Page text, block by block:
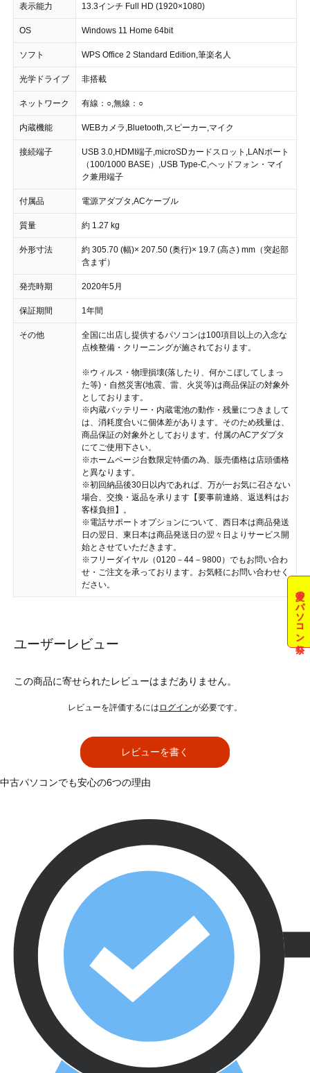
表示能力 13.3インチ Full HD (1920×1080)
OS Windows 11 Home 64bit
ソフト WPS Office 2 Standard Edition,筆楽名人
光学ドライブ 非搭載
ネットワーク 有線：○,無線：○
内蔵機能 WEBカメラ,Bluetooth,スピーカー,マイク
接続端子
USB 3.0,HDMI端子,microSDカードスロット,LANポート
（100/1000 BASE）,USB Type-C,ヘッドフォン・マイ
ク兼用端子
付属品 電源アダプタ,ACケーブル
質量 約 1.27 kg
外形寸法
約 305.70 (幅)× 207.50 (奥行)× 19.7 (高さ) mm（突起部
含まず）
発売時期 2020年5月
保証期間 1年間
その他
全国に出店し提供するパソコンは100項目以上の入念な
点検整備・クリーニングが施されております。
※ウィルス・物理損壊(落したり、何かこぼしてしまっ
た等)・自然災害(地震、雷、火災等)は商品保証の対象外
としております。
※内蔵バッテリー・内蔵電池の動作・残量につきまして
は、消耗度合いに個体差があります。そのため残量は、
商品保証の対象外としております。付属のACアダプタ
にてご使用下さい。
※ホームページ台数限定特価の為、販売価格は店頭価格
と異なります。
※初回納品後30日以内であれば、万が一お気に召さない
場合、交換・返品を承ります【要事前連絡、返送料はお
客様負担】。
※電話サポートオプションについて、西日本は商品発送
日の翌日、東日本は商品発送日の翌々日よりサービス開
始とさせていただきます。
※フリーダイヤル（0120－44－9800）でもお問い合わ
せ・ご注文を承っております。お気軽にお問い合わせく
ださい。
ユーザーレビュー
この商品に寄せられたレビューはまだありません。
レビューを評価するには ログインが必要です。
レビューを書く
夏のパソコン祭
中古パソコンでも安心の6つの理由